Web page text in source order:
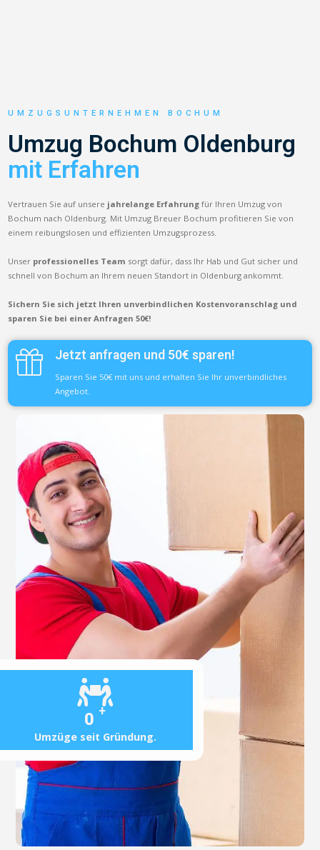
0 +
Umzüge seit Gründung.
UMZUGSUNTERNEHMEN BOCHUM
Umzug Bochum Oldenburg
mit Erfahren
Vertrauen Sie auf unsere jahrelange Erfahrung für Ihren Umzug von
Bochum nach Oldenburg. Mit Umzug Breuer Bochum profitieren Sie von
einem reibungslosen und effizienten Umzugsprozess.
Unser professionelles Team sorgt dafür, dass Ihr Hab und Gut sicher und
schnell von Bochum an Ihrem neuen Standort in Oldenburg ankommt.
Sichern Sie sich jetzt Ihren unverbindlichen Kostenvoranschlag und
sparen Sie bei einer Anfragen 50€!
Jetzt anfragen und 50€ sparen!
Sparen Sie 50€ mit uns und erhalten Sie Ihr unverbindliches
Angebot.